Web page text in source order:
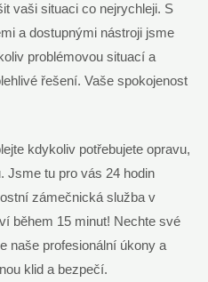
vaši situaci co nejrychleji. S
a dostupnými nástroji jsme
problémovou situací a
řešení. Vaše spokojenost
kdykoliv potřebujete opravu,
Jsme tu pro vás 24 hodin
zámečnická služba v
během 15 minut! Nechte své
naše profesionální úkony a
klid a bezpečí.